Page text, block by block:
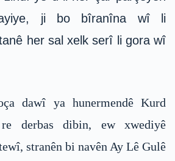
ji bo bîranîna wî li
her sal xelk serî li gora wî
dawî ya hunermendê Kurd
derbas dibin, ew xwediyê
stranên bi navên Ay Lê Gulê